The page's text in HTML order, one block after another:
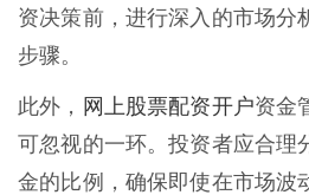
资决策前，进行深入的市场分
步骤。
此外， 网上股票配资开户资金
可忽视的一环。投资者应合理
金的比例，确保即使在市场波